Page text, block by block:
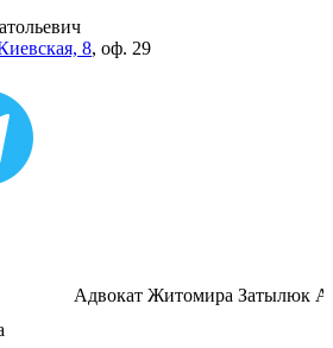
8, оф. 29
Адвокат Житомира Затылюк